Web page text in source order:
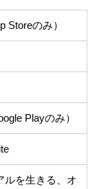
Storeのみ）
Playのみ）
ルを生きる、オ